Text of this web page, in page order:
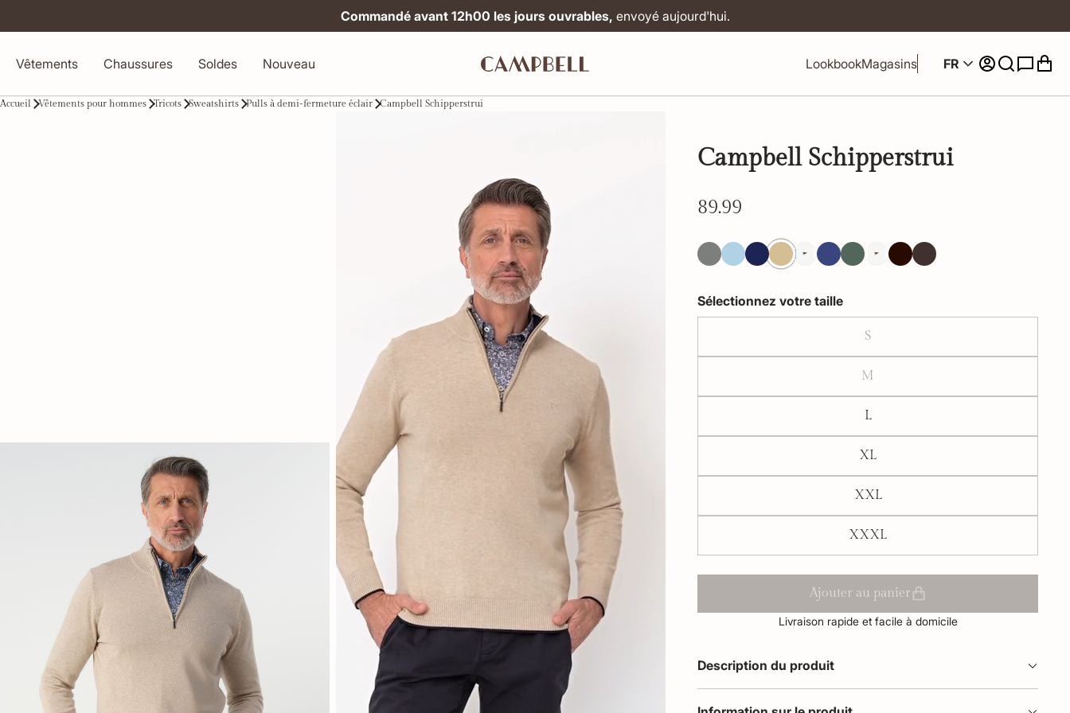
Commandé avant 12h00 les jours ouvrables, envoyé aujourd'hui.
Vêtements Chaussures Soldes Nouveau LookbookMagasins FR
Accueil Vêtements pour hommes Tricots Sweatshirts Pulls à demi-fermeture éclair Campbell Schipperstrui
Campbell Schipperstrui
89.99
Sélectionnez votre taille
S
M
L
XL
XXL
XXXL
Ajouter au panier
Livraison rapide et facile à domicile
Description du produit